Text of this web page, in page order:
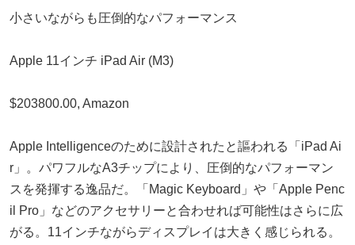
小さいながらも圧倒的なパフォーマンス
Apple 11インチ iPad Air (M3)
$203800.00, Amazon
Apple Intelligenceのために設計されたと謳われる「iPad Ai
r」。パワフルなA3チップにより、圧倒的なパフォーマン
スを発揮する逸品だ。「Magic Keyboard」や「Apple Penc
il Pro」などのアクセサリーと合わせれば可能性はさらに広
がる。11インチながらディスプレイは大きく感じられる。